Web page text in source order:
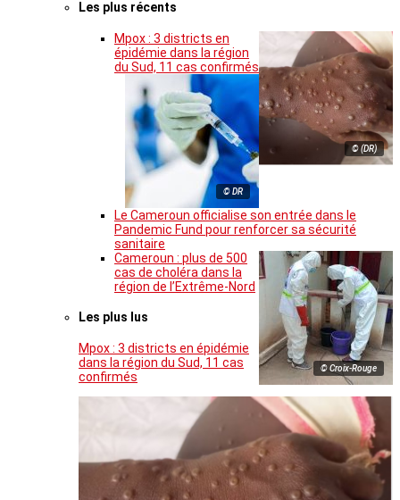
Les plus récents
© (DR)
Mpox : 3 districts en
épidémie dans la région
du Sud, 11 cas confirmés
© DR
Le Cameroun officialise son entrée dans le
Pandemic Fund pour renforcer sa sécurité
sanitaire
© Croix-Rouge
Cameroun : plus de 500
cas de choléra dans la
région de l’Extrême-Nord
Les plus lus
Mpox : 3 districts en épidémie
dans la région du Sud, 11 cas
confirmés